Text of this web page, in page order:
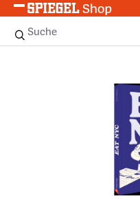
Zum Hauptinhalt springen
Suche